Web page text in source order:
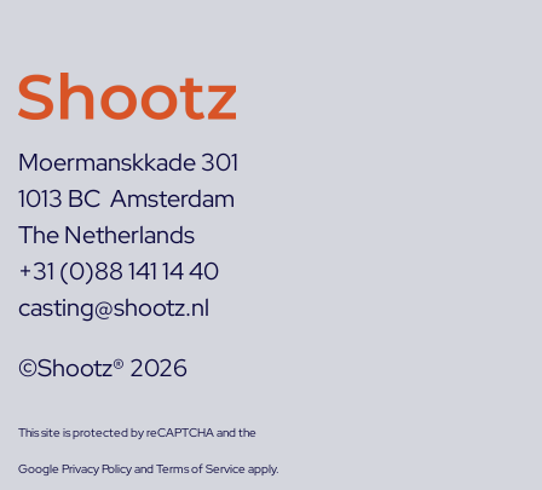
Moermanskkade 301
1013 BC Amsterdam
The Netherlands
+31 (0)88 141 14 40
casting@shootz.nl
©Shootz® 2026
This site is protected by reCAPTCHA and the
GooglePrivacy PolicyandTerms of Serviceapply.